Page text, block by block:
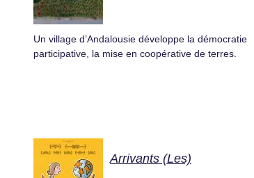
Un village d’Andalousie développe la démocratie
participative, la mise en coopérative de terres.
Arrivants (Les)